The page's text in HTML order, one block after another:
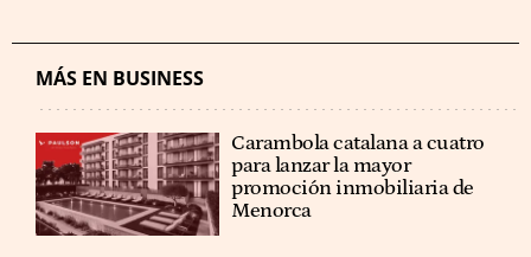
MÁS EN BUSINESS
Carambola catalana a cuatro
para lanzar la mayor
promoción inmobiliaria de
Menorca